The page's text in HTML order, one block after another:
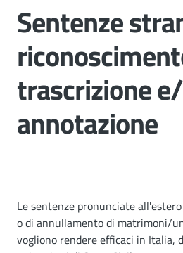
Sentenze
trascrizione
annotazione
Dettagli
Le sentenze pronunciate
o di annullamento di matrimoni/
vogliono rendere efficaci in Italia,